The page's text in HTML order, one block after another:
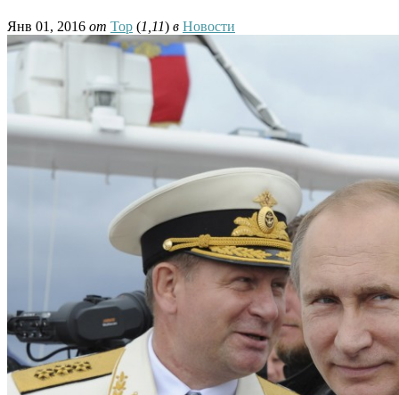
Янв 01, 2016 от Тор (1,11) в Новости